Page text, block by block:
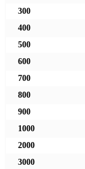
300
400
500
600
700
800
900
1000
2000
3000